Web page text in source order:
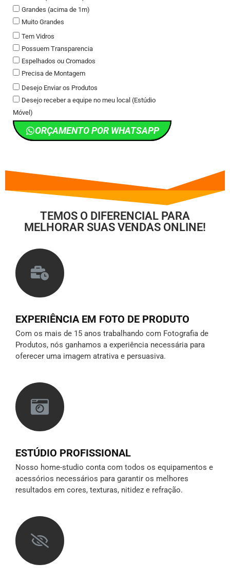
Grandes (acima de 1m)
Muito Grandes
Tem Vidros
Possuem Transparencia
Espelhados ou Cromados
Precisa de Montagem
Desejo Enviar os Produtos
Desejo receber a equipe no meu local (Estúdio
Móvel)
ORÇAMENTO POR WHATSAPP
TEMOS O DIFERENCIAL PARA
MELHORAR SUAS VENDAS ONLINE!
EXPERIÊNCIA EM FOTO DE PRODUTO
Com os mais de 15 anos trabalhando com Fotografia de
Produtos, nós ganhamos a experiência necessária para
oferecer uma imagem atrativa e persuasiva.
ESTÚDIO PROFISSIONAL
Nosso home-studio conta com todos os equipamentos e
acessórios necessários para garantir os melhores
resultados em cores, texturas, nitidez e refração.